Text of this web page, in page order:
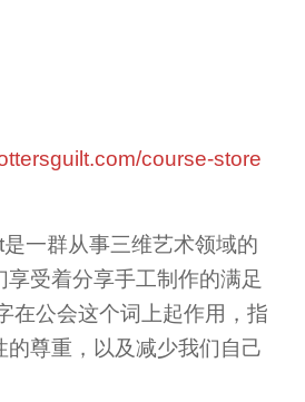
course-store
一群从事三维艺术领域的
享受着分享手工制作的满足
在公会这个词上起作用，指
的尊重，以及减少我们自己